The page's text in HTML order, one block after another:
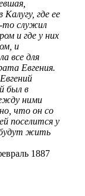
Калугу, где ее
то служил
и где у них
и
все для
Евгения.
был в
ними
что он со
поселится у
жить
1887